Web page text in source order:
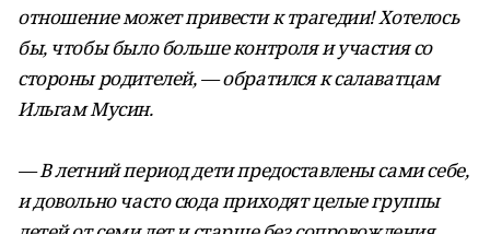
отношение может привести к трагедии! Хотелось
бы, чтобы было больше контроля и участия со
стороны родителей, — обратился к салаватцам
Ильгам Мусин.
— В летний период дети предоставлены сами себе,
и довольно часто сюда приходят целые группы